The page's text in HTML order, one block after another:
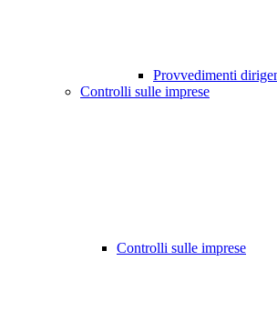
Provvedimenti
Controlli sulle imprese
Controlli sulle imprese